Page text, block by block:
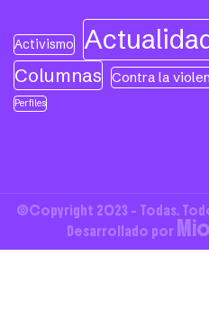
Activismo
Columnas Contra la
Perfiles
©Copyright 2023 - Todas.
Desarrollado por